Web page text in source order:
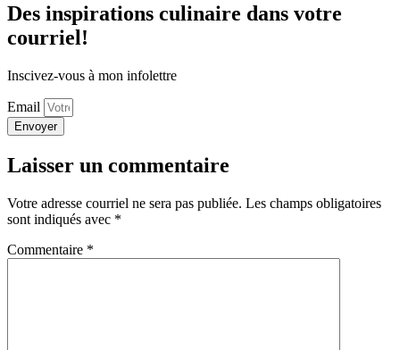
Des inspirations culinaire dans votre
courriel!
Inscivez-vous à mon infolettre
Email
Envoyer
Laisser un commentaire
Votre adresse courriel ne sera pas publiée. Les champs obligatoires
sont indiqués avec *
Commentaire *